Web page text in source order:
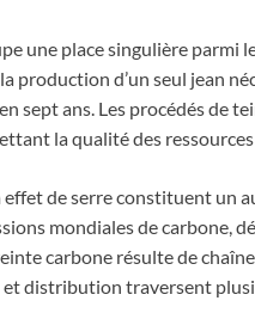
une place singulière parmi
production d’un seul jean
sept ans. Les procédés de
la qualité des
effet de serre constituent
mondiales de carbone,
carbone résulte de
distribution traversent